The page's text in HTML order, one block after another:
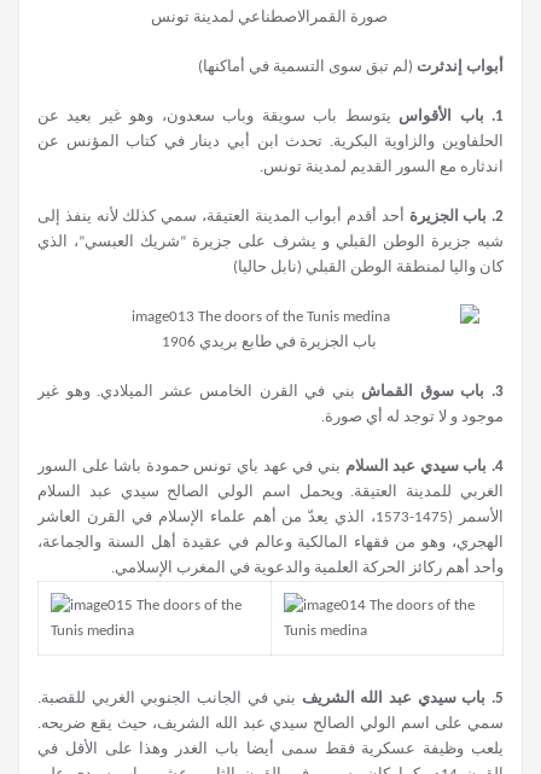
صورة القمرالاصطناعي لمدينة تونس
أبواب إندثرت (لم تبق سوى التسمية في أماكنها)
1. باب الأقواس يتوسط باب سويقة وباب سعدون، وهو غير بعيد عن
الحلفاوين والزاوية البكرية. تحدث ابن أبي دينار في كتاب المؤنس عن
اندثاره مع السور القديم لمدينة تونس.
2. باب الجزيرة
أحد أقدم أبواب المدينة العتيقة، سمي كذلك لأنه ينفذ إلى
شبه جزيرة الوطن القبلي و يشرف على جزيرة “شريك العبسي”، الذي
كان واليا لمنطقة الوطن القبلي (نابل حاليا)
باب الجزيرة في طابع بريدي 1906
3. باب سوق القماش بني في القرن الخامس عشر الميلادي. وهو غير
موجود و لا توجد له أي صورة.
4. باب سيدي عبد السلام بني في عهد باي تونس حمودة باشا على السور
الغربي للمدينة العتيقة. ويحمل اسم الولي الصالح سيدي عبد السلام
الأسمر (1475-1573، الذي يعدّ من أهم علماء الإسلام في القرن العاشر
الهجري، وهو من فقهاء المالكية وعالم في عقيدة أهل السنة والجماعة،
وأحد أهم ركائز الحركة العلمية والدعوية في المغرب الإسلامي.
5. باب سيدي عبد الله الشريف بني في الجانب الجنوبي الغربي للقصبة.
سمي على اسم الولي الصالح سيدي عبد الله الشريف، حيث يقع ضريحه.
يلعب وظيفة عسكرية فقط سمى أيضا باب الغدر وهذا على الأقل في